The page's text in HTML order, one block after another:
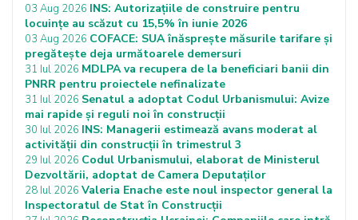
03 Aug 2026 INS: Autorizațiile de construire pentru
locuințe au scăzut cu 15,5% în iunie 2026
03 Aug 2026 COFACE: SUA înăsprește măsurile tarifare și
pregătește deja următoarele demersuri
31 Iul 2026 MDLPA va recupera de la beneficiari banii din
PNRR pentru proiectele nefinalizate
31 Iul 2026 Senatul a adoptat Codul Urbanismului: Avize
mai rapide și reguli noi în construcții
30 Iul 2026 INS: Managerii estimează avans moderat al
activității din construcții în trimestrul 3
29 Iul 2026 Codul Urbanismului, elaborat de Ministerul
Dezvoltării, adoptat de Camera Deputaților
28 Iul 2026 Valeria Enache este noul inspector general la
Inspectoratul de Stat în Construcții